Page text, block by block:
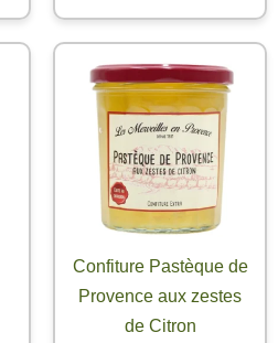
Confiture Pastèque de
Provence aux zestes
de Citron